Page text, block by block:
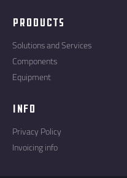
Products
Solutions and Services
Components
Equipment
Info
Privacy Policy
Invoicing info